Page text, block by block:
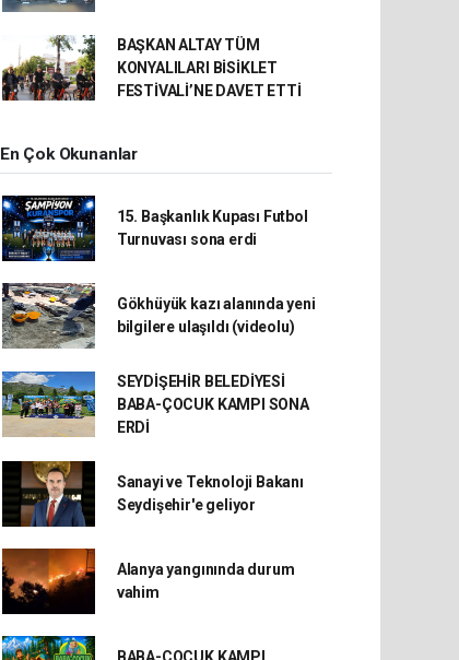
BAŞKAN ALTAY TÜM
KONYALILARI BİSİKLET
FESTİVALİ’NE DAVET ETTİ
En Çok Okunanlar
15. Başkanlık Kupası Futbol
Turnuvası sona erdi
Gökhüyük kazı alanında yeni
bilgilere ulaşıldı (videolu)
SEYDİŞEHİR BELEDİYESİ
BABA-ÇOCUK KAMPI SONA
ERDİ
Sanayi ve Teknoloji Bakanı
Seydişehir'e geliyor
Alanya yangınında durum
vahim
BABA-ÇOCUK KAMPI